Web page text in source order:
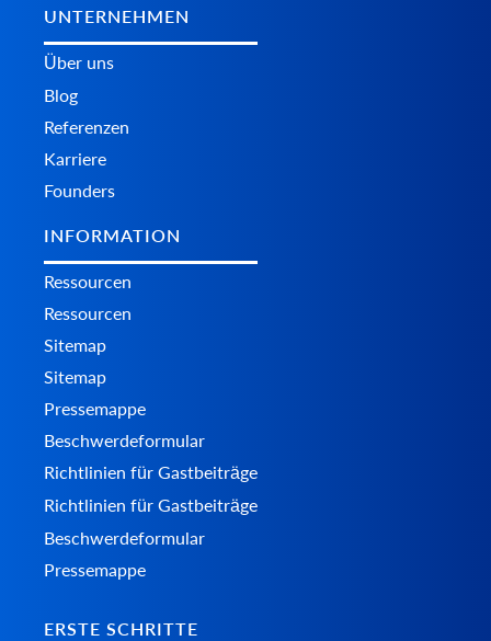
UNTERNEHMEN
Über uns
Blog
Referenzen
Karriere
Founders
INFORMATION
Ressourcen
Ressourcen
Sitemap
Sitemap
Pressemappe
Beschwerdeformular
Richtlinien für Gastbeiträge
Richtlinien für Gastbeiträge
Beschwerdeformular
Pressemappe
ERSTE SCHRITTE